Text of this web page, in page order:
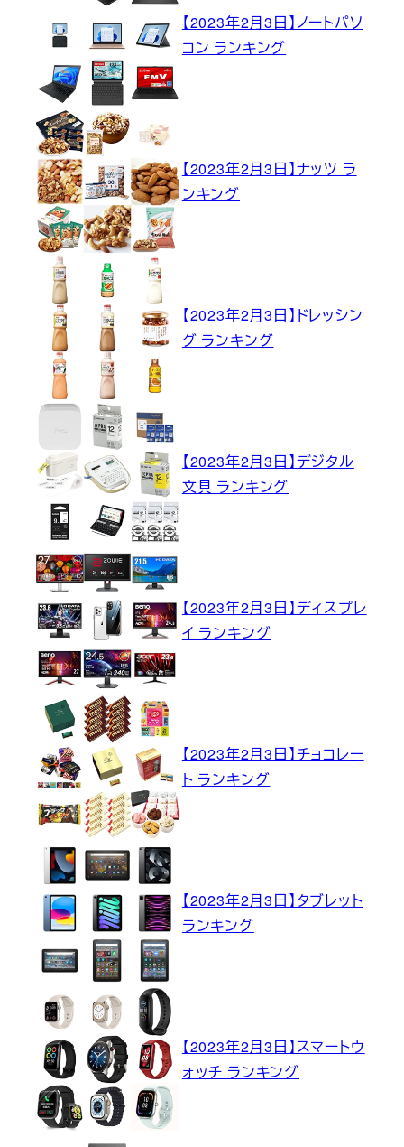
【2023年2月3日】ノートパソ
コン ランキング
【2023年2月3日】ナッツ ラ
ンキング
【2023年2月3日】ドレッシン
グ ランキング
【2023年2月3日】デジタル
文具 ランキング
【2023年2月3日】ディスプレ
イ ランキング
【2023年2月3日】チョコレー
ト ランキング
【2023年2月3日】タブレット
ランキング
【2023年2月3日】スマートウ
ォッチ ランキング